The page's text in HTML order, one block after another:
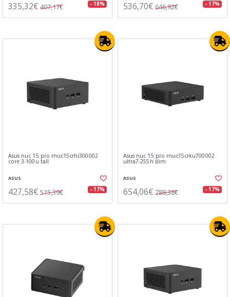
335,32€ 407,17€ - 18% 536,70€ 646,92€ - 17%
Asus nuc 15 pro rnuc15crhi300002
core 3-100u tall
ASUS
427,58€ 515,39€ - 17%
Asus nuc 15 pro rnuc15crku700002
ultra7-255h slim
ASUS
654,06€ 788,38€ - 17%